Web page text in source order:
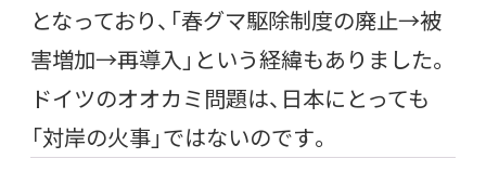
となっており、「春グマ駆除制度の廃止→被
害増加→再導入」という経緯もありました。
ドイツのオオカミ問題は、日本にとっても
「対岸の火事」ではないのです。